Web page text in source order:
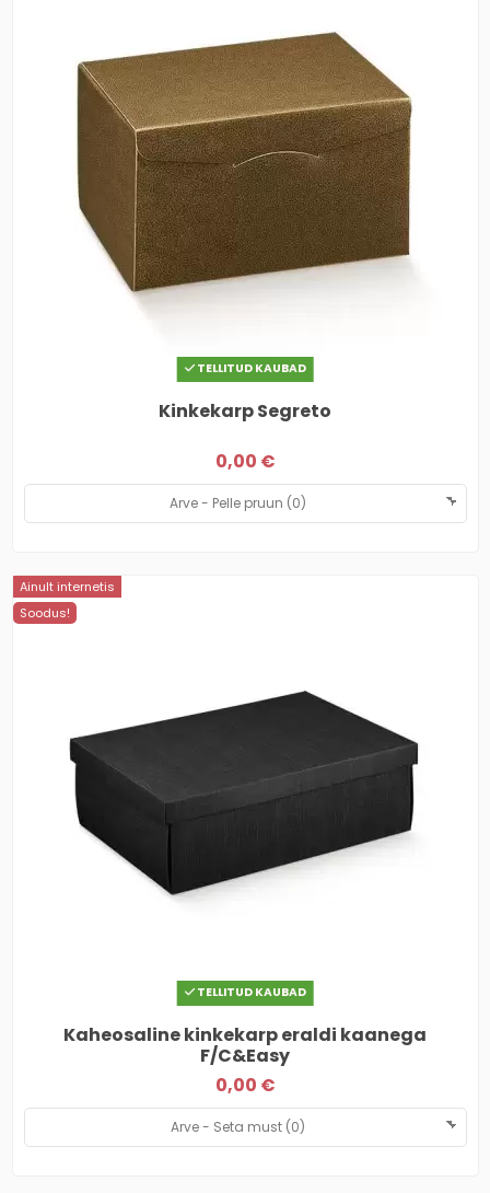
TELLITUD KAUBAD
Kinkekarp Segreto
0,00 €
Ainult internetis
Soodus!
TELLITUD KAUBAD
Kaheosaline kinkekarp eraldi kaanega
F/C&Easy
0,00 €